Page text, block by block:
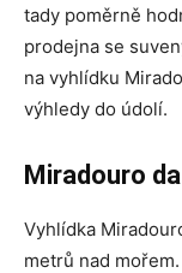
tady poměrně
prodejna se
na vyhlídku
výhledy do údolí.
Miradouro
Vyhlídka
metrů nad